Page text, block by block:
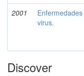
2001
virus.
Discover